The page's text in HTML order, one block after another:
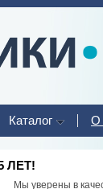
Каталог О
ЛЕТ!
Мы уверены в